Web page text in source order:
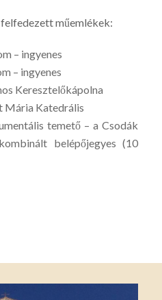
műemlékek:
– ingyenes
– ingyenes
Keresztelőkápolna
Mária Katedrális
temető – a Csodák
belépőjegyes (10